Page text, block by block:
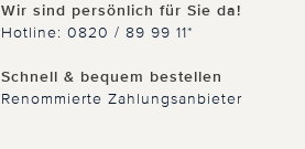
Wir sind persönlich für Sie da!
Hotline: 0820 / 89 99 11*
Schnell & bequem bestellen
Renommierte Zahlungsanbieter